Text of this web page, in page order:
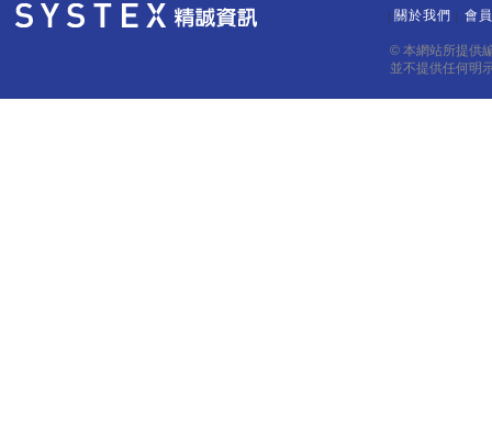
關於我們 會
© 本網站所提供
並不提供任何明